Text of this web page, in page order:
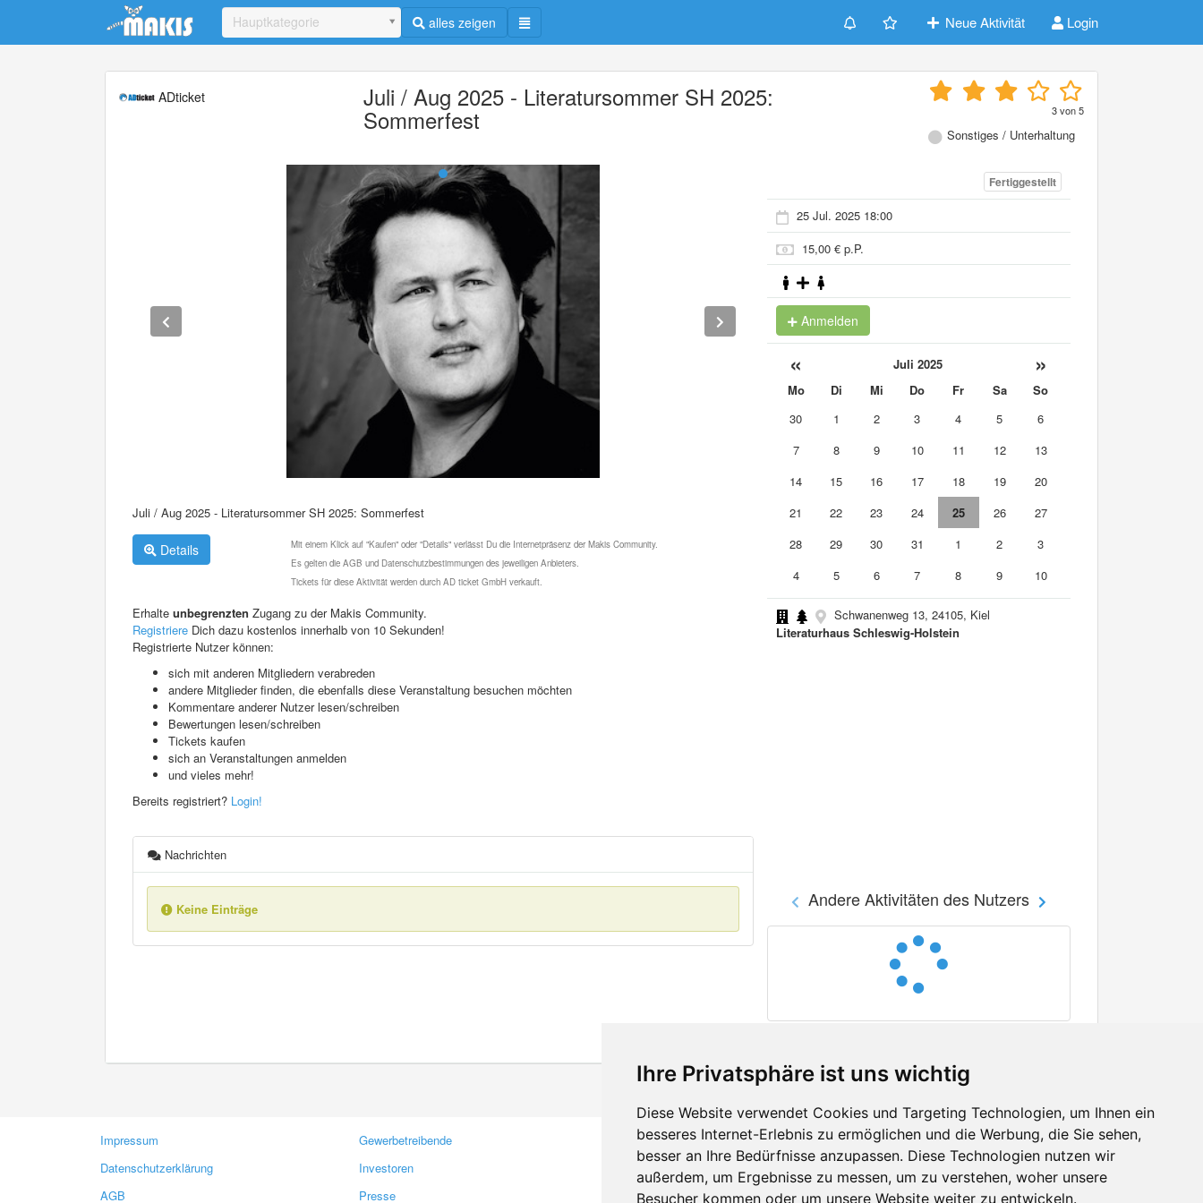
Ihre Privatsphäre ist uns wichtig
Diese Website verwendet Cookies und Targeting Technologien, um Ihnen ein
besseres Internet-Erlebnis zu ermöglichen und die Werbung, die Sie sehen,
besser an Ihre Bedürfnisse anzupassen. Diese Technologien nutzen wir
außerdem, um Ergebnisse zu messen, um zu verstehen, woher unsere
Besucher kommen oder um unsere Website weiter zu entwickeln.
Update cookies preferences
Hauptkategorie alles zeigen Neue Aktivität Login
ADticket Juli / Aug 2025 - Literatursommer SH 2025:
Sommerfest 3von5
Sonstiges / Unterhaltung
Juli / Aug 2025 - Literatursommer SH 2025: Sommerfest
Details
Mit einem Klick auf "Kaufen" oder "Details" verlässt Du die Internetpräsenz der Makis Community.
Es gelten die AGB und Datenschutzbestimmungen des jeweiligen Anbieters.
Tickets für diese Aktivität werden durch AD ticket GmbH verkauft.
Erhalte unbegrenzten Zugang zu der Makis Community.
Registriere Dich dazu kostenlos innerhalb von 10 Sekunden!
Registrierte Nutzer können:
sich mit anderen Mitgliedern verabreden
andere Mitglieder finden, die ebenfalls diese Veranstaltung besuchen möchten
Kommentare anderer Nutzer lesen/schreiben
Bewertungen lesen/schreiben
Tickets kaufen
sich an Veranstaltungen anmelden
und vieles mehr!
Bereits registriert? Login!
Nachrichten
Keine Einträge
Fertiggestellt
25 Jul. 2025 18:00
15,00 € p.P.
Anmelden
« Juli 2025 »
Mo Di Mi Do Fr Sa
So
30
1 2 3 4 5
6
7
8 9 10 11 12
13
14
15 16 17 18 19
20
21
22 23 24 25 26
27
28
29 30 31 1 2
3
4
5 6 7 8 9 10
Schwanenweg 13, 24105, Kiel
Literaturhaus Schleswig-Holstein
Andere Aktivitäten des Nutzers
Impressum
Datenschutzerklärung
AGB
Gewerbetreibende
Investoren
Presse
Kontakt
Feedback
Fehler melden
Facebook
Twitter
YouTube